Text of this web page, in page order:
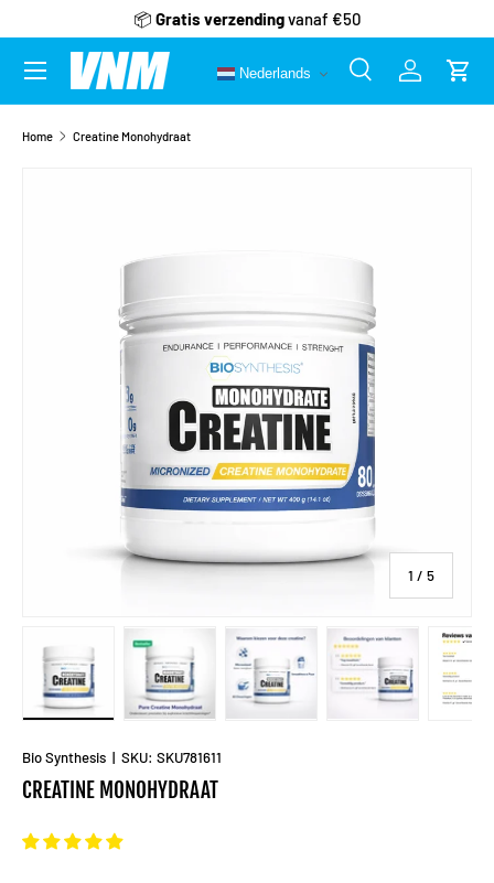
Ga naar inhoud
📦 Gratis verzendingvanaf €50
Zoeken
ZoekenInloggen
Nederlands
Menu
Home Creatine Monohydraat
1 / van
5
Bio Synthesis | SKU: SKU781611
CREATINE MONOHYDRAAT